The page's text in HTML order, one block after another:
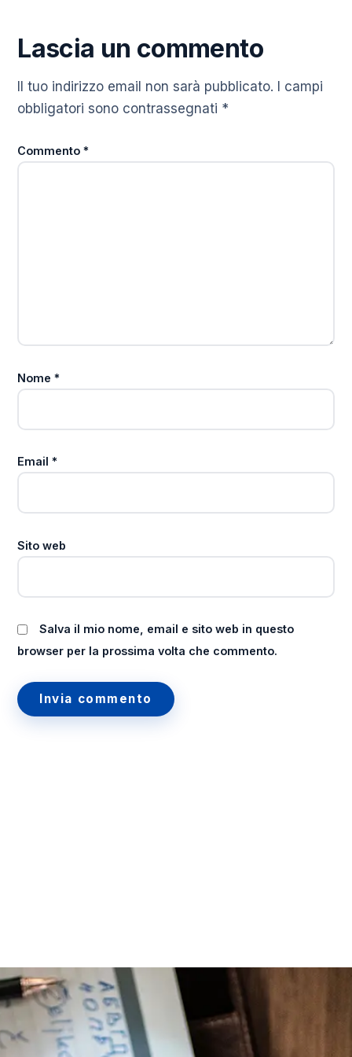
Lascia un commento
Il tuo indirizzo email non sarà pubblicato. I campi
obbligatori sono contrassegnati *
Commento*
Nome*
Email*
Sito web
Salva il mio nome, email e sito web in questo
browser per la prossima volta che commento.